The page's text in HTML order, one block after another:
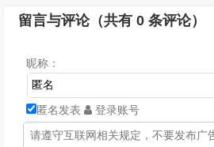
留言与评论（共有0 条评论）
昵称：
匿名发表 登录账号